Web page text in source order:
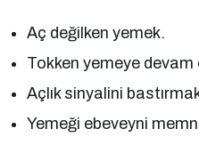
Aç değilken yemek.
Tokken yemeye devam
Açlık sinyalini
Yemeği ebeveyni